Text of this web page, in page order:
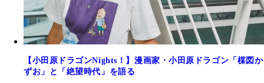
【小田原ドラゴンNights！】漫画家・小田原ドラゴン「楳図か
ずお」と「絶望時代」を語る